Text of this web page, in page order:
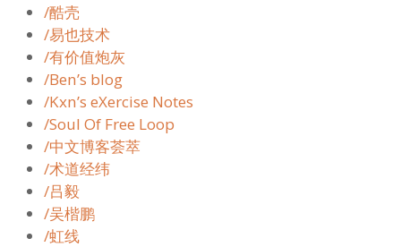
/酷壳
/易也技术
/有价值炮灰
/Ben’s blog
/Kxn’s eXercise Notes
/Soul Of Free Loop
/中文博客荟萃
/术道经纬
/吕毅
/吴楷鹏
/虹线